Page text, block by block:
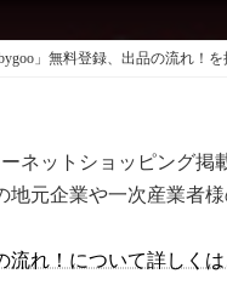
」無料登録、出品の流れ！を
ネットショッピング
元企業や一次産業者
流れ！について詳しく